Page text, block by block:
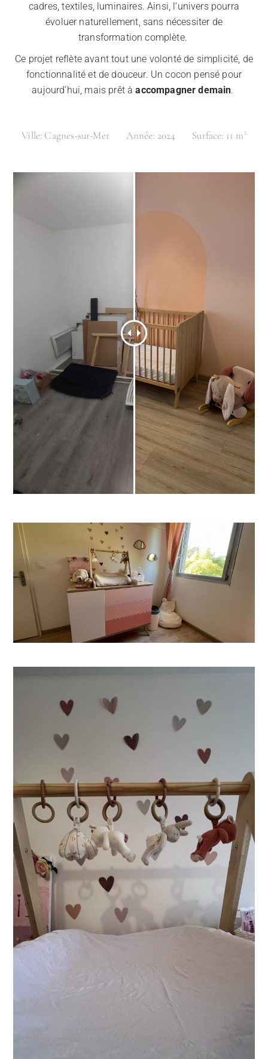
cadres, textiles, luminaires. Ainsi, l’univers pourra
évoluer naturellement, sans nécessiter de
transformation complète.
Ce projet reflète avant tout une volonté de simplicité, de
fonctionnalité et de douceur. Un cocon pensé pour
aujourd’hui, mais prêt àaccompagner demain.
Ville: Cagnes-sur-Mer Année: 2024 Surface: 11 m²